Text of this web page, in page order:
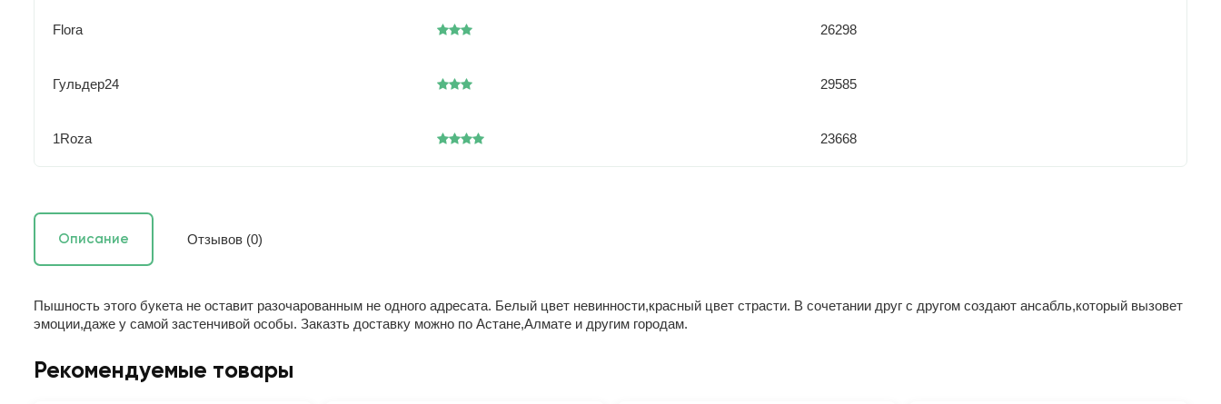
Flora 26298
Гульдер24 29585
1Roza 23668
Описание Отзывов (0)
Пышность этого букета не оставит разочарованным не одного адресата. Белый цвет невинности,красный цвет страсти. В сочетании друг с другом создают ансабль,который вызовет
эмоции,даже у самой застенчивой особы. Заказть доставку можно по Астане,Алмате и другим городам.
Рекомендуемые товары